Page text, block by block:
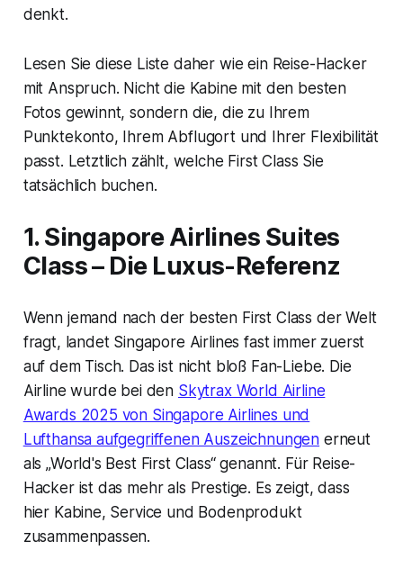
denkt.
Lesen Sie diese Liste daher wie ein Reise-Hacker
mit Anspruch. Nicht die Kabine mit den besten
Fotos gewinnt, sondern die, die zu Ihrem
Punktekonto, Ihrem Abflugort und Ihrer Flexibilität
passt. Letztlich zählt, welche First Class Sie
tatsächlich buchen.
1. Singapore Airlines Suites
Class – Die Luxus-Referenz
Wenn jemand nach der besten First Class der Welt
fragt, landet Singapore Airlines fast immer zuerst
auf dem Tisch. Das ist nicht bloß Fan-Liebe. Die
Airline wurde bei den Skytrax World Airline
Awards 2025 von Singapore Airlines und
Lufthansa aufgegriffenen Auszeichnungen erneut
als „World's Best First Class“ genannt. Für Reise-
Hacker ist das mehr als Prestige. Es zeigt, dass
hier Kabine, Service und Bodenprodukt
zusammenpassen.